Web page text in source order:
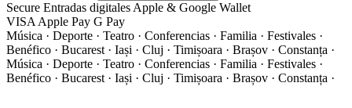
Secure Entradas digitales Apple & Google Wallet
VISA Apple Pay G Pay
Música · Deporte · Teatro · Conferencias · Familia · Festivales ·
Benéfico · Bucarest · Iași · Cluj · Timișoara · Brașov · Constanța ·
Música · Deporte · Teatro · Conferencias · Familia · Festivales ·
Benéfico · Bucarest · Iași · Cluj · Timișoara · Brașov · Constanța ·